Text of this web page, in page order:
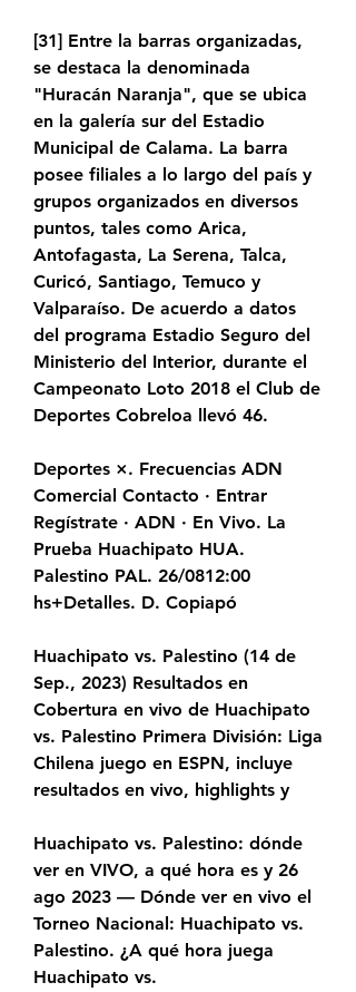
[31]​ Entre la barras organizadas,
se destaca la denominada
"Huracán Naranja", que se ubica
en la galería sur del Estadio
Municipal de Calama. La barra
posee filiales a lo largo del país y
grupos organizados en diversos
puntos, tales como Arica,
Antofagasta, La Serena, Talca,
Curicó, Santiago, Temuco y
Valparaíso. De acuerdo a datos
del programa Estadio Seguro del
Ministerio del Interior, durante el
Campeonato Loto 2018 el Club de
Deportes Cobreloa llevó 46.
Deportes ×. Frecuencias ADN
Comercial Contacto · Entrar
Regístrate · ADN · En Vivo. La
Prueba Huachipato HUA.
Palestino PAL. 26/0812:00
hs+Detalles. D. Copiapó
Huachipato vs. Palestino (14 de
Sep., 2023) Resultados en
Cobertura en vivo de Huachipato
vs. Palestino Primera División: Liga
Chilena juego en ESPN, incluye
resultados en vivo, highlights y
Huachipato vs. Palestino: dónde
ver en VIVO, a qué hora es y 26
ago 2023 — Dónde ver en vivo el
Torneo Nacional: Huachipato vs.
Palestino. ¿A qué hora juega
Huachipato vs.